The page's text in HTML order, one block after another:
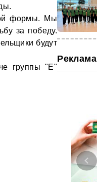
формы. Мы
за победу.
будут
группы "Е"
Реклама